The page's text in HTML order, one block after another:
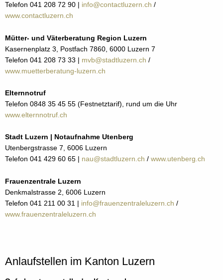
Telefon 041 208 72 90 | info@contactluzern.ch /
www.contactluzern.ch
Mütter- und Väterberatung Region Luzern
Kasernenplatz 3, Postfach 7860, 6000 Luzern 7
Telefon 041 208 73 33 | mvb@stadtluzern.ch /
www.muetterberatung-luzern.ch
Elternnotruf
Telefon 0848 35 45 55 (Festnetztarif), rund um die Uhr
www.elternnotruf.ch
Stadt Luzern | Notaufnahme Utenberg
Utenbergstrasse 7, 6006 Luzern
Telefon 041 429 60 65 | nau@stadtluzern.ch / www.utenberg.ch
Frauenzentrale Luzern
Denkmalstrasse 2, 6006 Luzern
Telefon 041 211 00 31 | info@frauenzentraleluzern.ch /
www.frauenzentraleluzern.ch
Anlaufstellen im Kanton Luzern